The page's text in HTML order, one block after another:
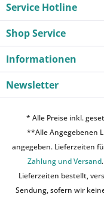
Service Hotline
Shop Service
Informationen
Newsletter
* Alle Preise inkl.
**Alle Angegebenen
angegeben. Lieferzeiten
Zahlung und Versand
Lieferzeiten bestellt,
Sendung, sofern wir